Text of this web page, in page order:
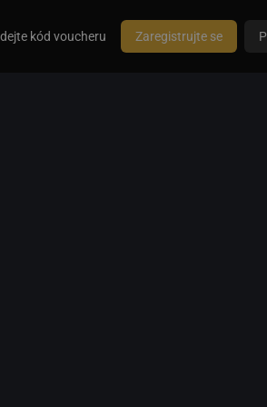
kód voucheru Zaregistrujte se